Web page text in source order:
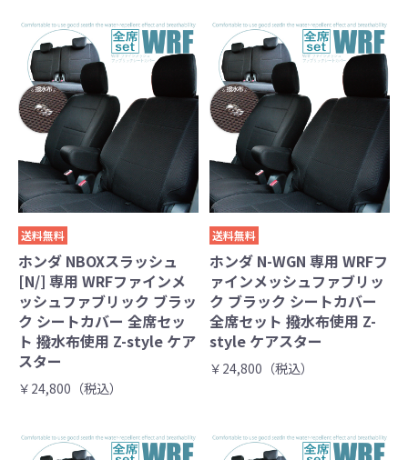
送料無料
ホンダ NBOXスラッシュ
[N/] 専用 WRFファインメ
ッシュファブリック ブラッ
ク シートカバー 全席セッ
ト 撥水布使用 Z-style ケア
スター
￥24,800（税込）
送料無料
ホンダ N-WGN 専用 WRFフ
ァインメッシュファブリッ
ク ブラック シートカバー
全席セット 撥水布使用 Z-
style ケアスター
￥24,800（税込）